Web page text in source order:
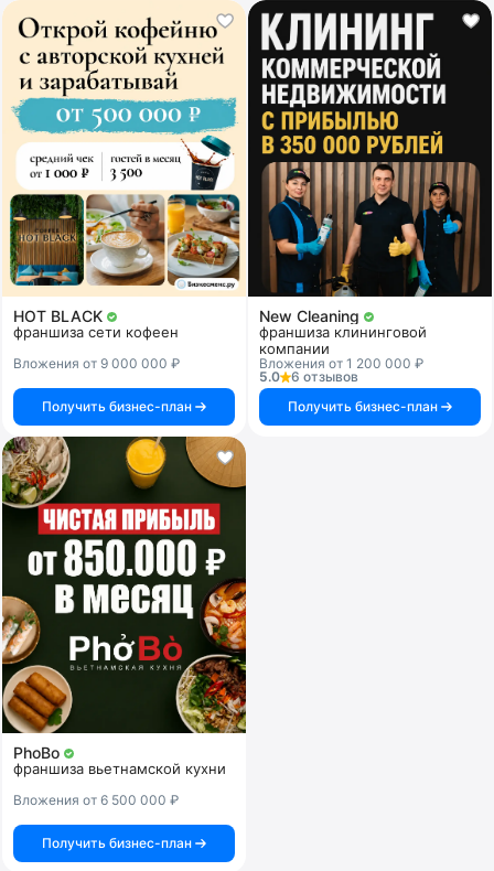
HOT BLACK
франшиза сети кофеен
Вложения от 9 000 000 ₽
Получить бизнес-план
New Cleaning
франшиза клининговой
компании
Вложения от 1 200 000 ₽
5.0
6 отзывов
Получить бизнес-план
PhoBo
франшиза вьетнамской кухни
Вложения от 6 500 000 ₽
Получить бизнес-план